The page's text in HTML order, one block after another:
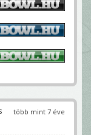
több mint 7 éve